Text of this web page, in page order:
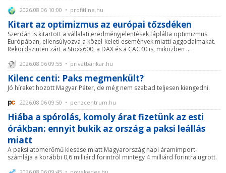
2026.08.06 10:00 • profitline.hu
Kitart az optimizmus az európai tőzsdéken
Szerdán is kitartott a vállalati eredményjelentések táplálta optimizmus
Európában, ellensúlyozva a közel-keleti események miatti aggodalmakat.
Rekordszinten zárt a Stoxx600, a DAX és a CAC40 is, miközben ...
2026.08.06 09:55 • privatbankar.hu
Kilenc centi: Paks megmenkült?
Jó híreket hozott Magyar Péter, de még nem szabad teljesen kiengedni.
2026.08.06 09:50 • penzcentrum.hu
Hiába a spórolás, komoly árat fizetünk az esti
órákban: ennyit bukik az ország a paksi leállás
miatt
A paksi atomerőmű kiesése miatt Magyarország napi áramimport-
számlája a korábbi 0,6 milliárd forintról mintegy 4 milliárd forintra ugrott.